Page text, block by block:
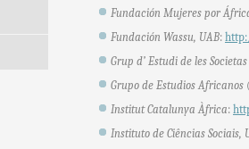
Fundación Mujeres por
Fundación Wassu, UAB:
Grup d’ Estudi de les
Grupo de Estudios Africanos
Institut Catalunya Àfrica:
Instituto de Ciências Sociais,